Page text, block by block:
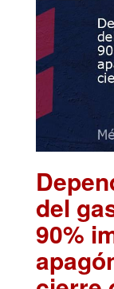
del
90%